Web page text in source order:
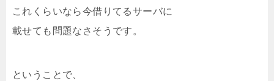
これくらいなら今借りてるサーバに
載せても問題なさそうです。
ということで、